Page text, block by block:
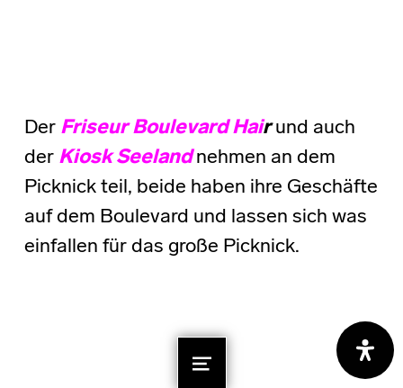
MENU
Der Friseur Boulevard Hairund auch
der Kiosk Seelandnehmen an dem
Picknick teil, beide haben ihre Geschäfte
auf dem Boulevard und lassen sich was
einfallen für das große Picknick.